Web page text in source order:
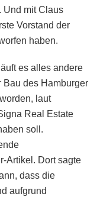
Und mit Claus
Vorstand der
haben.
es alles andere
Bau des Hamburger
laut
Real Estate
soll.
Artikel. Dort sagte
dass die
aufgrund